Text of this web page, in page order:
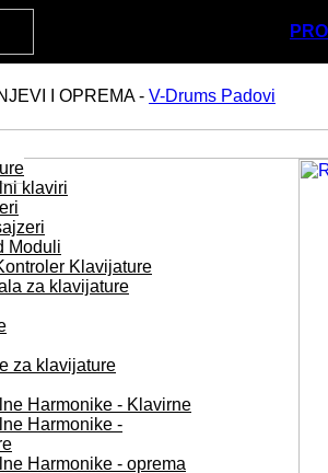
I OPREMA - V-Drums Padovi
klaviri
Moduli
Klavijature
za klavijature
za klavijature
Harmonike - Klavirne
Harmonike -
Harmonike - oprema